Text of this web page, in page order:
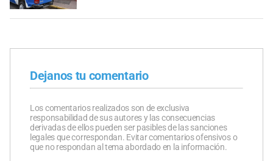
Dejanos tu comentario
Los comentarios realizados son de exclusiva
responsabilidad de sus autores y las consecuencias
derivadas de ellos pueden ser pasibles de las sanciones
legales que correspondan. Evitar comentarios ofensivos o
que no respondan al tema abordado en la información.